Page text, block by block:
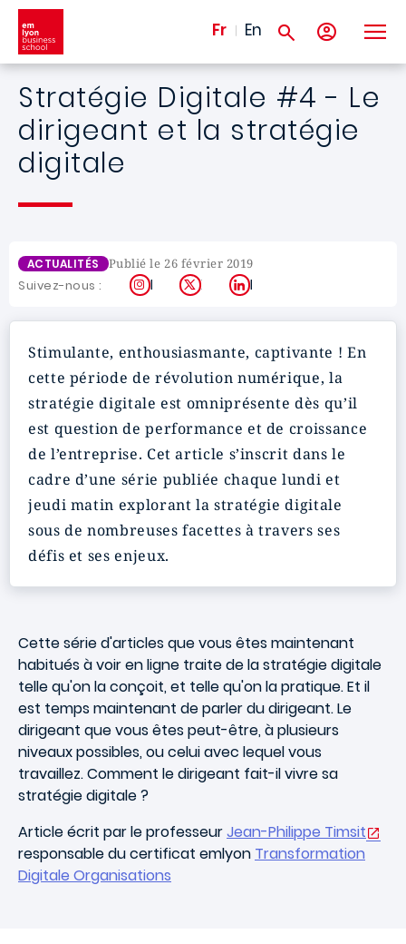
Aller au contenu principal
Fr En
Stratégie Digitale #4 - Le
dirigeant et la stratégie
digitale
ACTUALITÉS Publié le 26 février 2019
Suivez-nous : Instagram
X LinkedIn
Stimulante, enthousiasmante, captivante ! En
cette période de révolution numérique, la
stratégie digitale est omniprésente dès qu’il
est question de performance et de croissance
de l’entreprise. Cet article s’inscrit dans le
cadre d’une série publiée chaque lundi et
jeudi matin explorant la stratégie digitale
sous de nombreuses facettes à travers ses
défis et ses enjeux.
Cette série d'articles que vous êtes maintenant
habitués à voir en ligne traite de la stratégie digitale
telle qu'on la conçoit, et telle qu'on la pratique. Et il
est temps maintenant de parler du dirigeant. Le
dirigeant que vous êtes peut-être, à plusieurs
niveaux possibles, ou celui avec lequel vous
travaillez. Comment le dirigeant fait-il vivre sa
stratégie digitale ?
Article écrit par le professeurJean-Philippe Timsit
responsable du certificat emlyon Transformation
Digitale Organisations